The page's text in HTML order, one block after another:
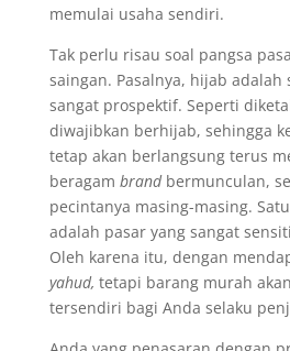
memulai usaha sendiri.
Tak perlu risau soal pangsa
saingan. Pasalnya, hijab
sangat prospektif. Seperti
diwajibkan berhijab, sehingga
tetap akan berlangsung terus
beragam brand bermunculan,
pecintanya masing-masing.
adalah pasar yang sangat
Oleh karena itu, dengan
yahud, tetapi barang murah
tersendiri bagi Anda selaku